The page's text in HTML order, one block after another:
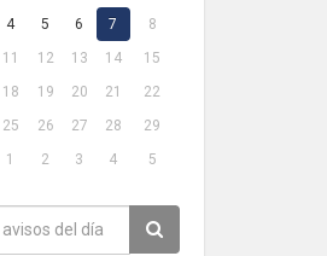
4 5 6 7
8
11 12 13 14
15
18 19 20 21
22
25 26 27 28
29
1 2 3 4 5